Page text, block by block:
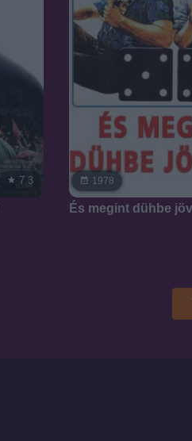
7.3 1978
És megint dühbe